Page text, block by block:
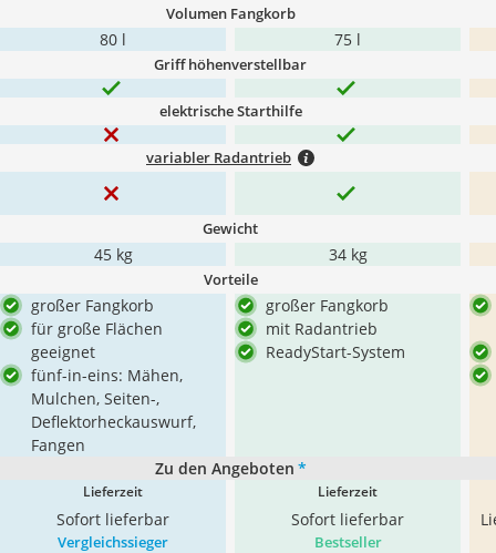
Volumen Fangkorb
80 l 75 l
Griff höhenverstellbar
elektrische Starthilfe
variabler Radantrieb
Gewicht
45 kg 34 kg
Vorteile
großer Fangkorb
für große Flächen
geeignet
fünf-in-eins: Mähen,
Mulchen, Seiten-,
Deflektorheckauswurf,
Fangen
großer Fangkorb
mit Radantrieb
ReadyStart-System
Zu den Angeboten *
Lieferzeit
Sofort lieferbar
Lieferzeit
Sofort lieferbar
Vergleichssieger Bestseller